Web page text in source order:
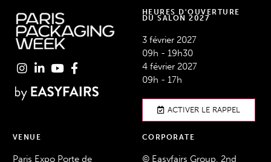
HEURES D'OUVERTURE
DU SALON 2027
3 février 2027
09h - 19h30
4 février 2027
09h - 17h
ACTIVER LE RAPPEL
VENUE
Paris Expo Porte de
CORPORATE
© Easyfairs Group, 2nd